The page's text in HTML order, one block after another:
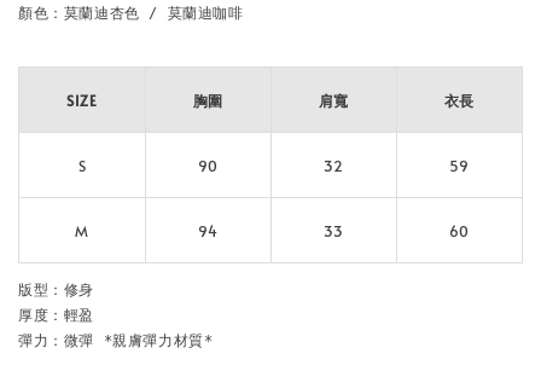
顏色：莫蘭迪杏色 / 莫蘭迪咖啡
SIZE 胸圍 肩寬 衣長
S 90 32 59
M 94 33 60
版型：修身
厚度：輕盈
彈力：微彈 *親膚彈力材質*